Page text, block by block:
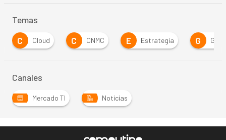
Temas
C
Cloud C CNMC E Estrategia G
Canales
Mercado TI Noticias